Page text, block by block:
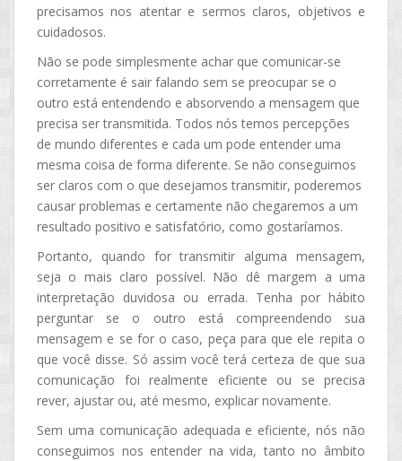
precisamos nos atentar e sermos claros, objetivos e
cuidadosos.
Não se pode simplesmente achar que comunicar-se
corretamente é sair falando sem se preocupar se o
outro está entendendo e absorvendo a mensagem que
precisa ser transmitida. Todos nós temos percepções
de mundo diferentes e cada um pode entender uma
mesma coisa de forma diferente. Se não conseguimos
ser claros com o que desejamos transmitir, poderemos
causar problemas e certamente não chegaremos a um
resultado positivo e satisfatório, como gostaríamos.
Portanto, quando for transmitir alguma mensagem,
seja o mais claro possível. Não dê margem a uma
interpretação duvidosa ou errada. Tenha por hábito
perguntar se o outro está compreendendo sua
mensagem e se for o caso, peça para que ele repita o
que você disse. Só assim você terá certeza de que sua
comunicação foi realmente eficiente ou se precisa
rever, ajustar ou, até mesmo, explicar novamente.
Sem uma comunicação adequada e eficiente, nós não
conseguimos nos entender na vida, tanto no âmbito